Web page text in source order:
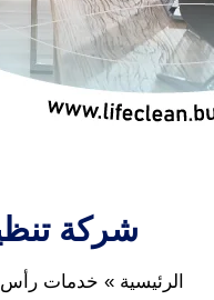
شركة
الرئيسية خدمات رأس